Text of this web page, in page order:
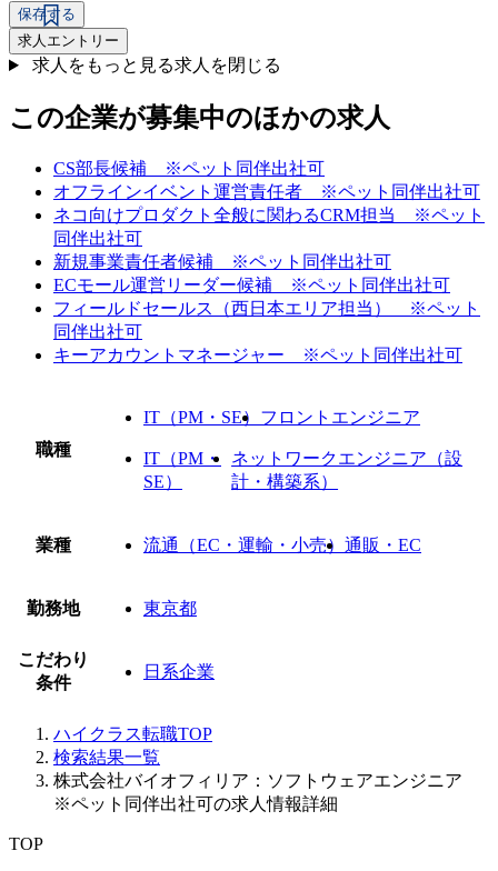
保存する
求人エントリー
求人をもっと見る求人を閉じる
この企業が募集中のほかの求人
CS部長候補 ※ペット同伴出社可
オフラインイベント運営責任者 ※ペット同伴出社可
ネコ向けプロダクト全般に関わるCRM担当 ※ペット
同伴出社可
新規事業責任者候補 ※ペット同伴出社可
ECモール運営リーダー候補 ※ペット同伴出社可
フィールドセールス（西日本エリア担当） ※ペット
同伴出社可
キーアカウントマネージャー ※ペット同伴出社可
職種
IT（PM・SE） フロントエンジニア
IT（PM・
SE）
ネットワークエンジニア（設
計・構築系）
業種 流通（EC・運輸・小売） 通販・EC
勤務地 東京都
こだわり
条件
日系企業
ハイクラス転職TOP
検索結果一覧
株式会社バイオフィリア：ソフトウェアエンジニア
※ペット同伴出社可の求人情報詳細
TOP